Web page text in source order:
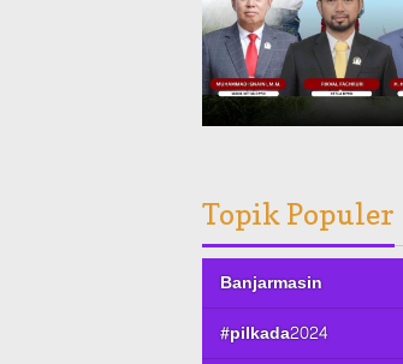
Topik Populer
Banjarmasin
#pilkada2024